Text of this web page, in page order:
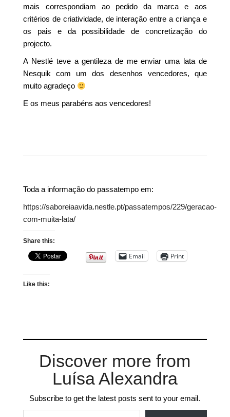
mais correspondiam ao pedido da marca e aos
critérios de criatividade, de interação entre a criança e
os pais e da possibilidade de concretização do
projecto.
A Nestlé teve a gentileza de me enviar uma lata de
Nesquik com um dos desenhos vencedores, que
muito agradeço
E os meus parabéns aos vencedores!
Toda a informação do passatempo em:
https://saboreiaavida.nestle.pt/passatempos/229/geracao-
com-muita-lata/
Share this:
Email Print
Like this:
Discover more from
Luísa Alexandra
Subscribe to get the latest posts sent to your email.
Type your email…